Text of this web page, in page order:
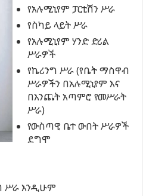
የአሉሚኒየም ፓርቲሽን ሥራ
የስካይ ላይት ሥራ
የአሉሚኒየም ሃንድ ድሪል
ሥራዎች
የኬሪንግ ሥራ (የቤት ማስዋብ
ሥራዎችን በአሉሚኒየም እና
በእንጨት አጣምሮ የመሥራት
ሥራ)
የውስጣዊ ቤተ ውበት ሥራዎች
ደግሞ
ሥራ እንዲሁም